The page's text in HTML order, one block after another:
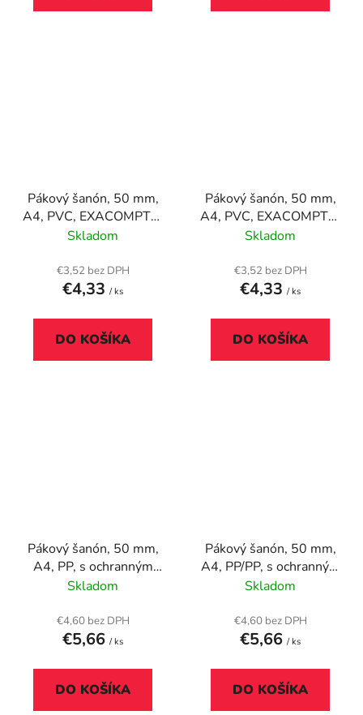
Pákový šanón, 50 mm,
A4, PVC, EXACOMPTA,
tmavomodrý
Skladom
€3,52 bez DPH
€4,33 / ks
DO KOŠÍKA
Pákový šanón, 50 mm,
A4, PVC, EXACOMPTA,
zelený
Skladom
€3,52 bez DPH
€4,33 / ks
DO KOŠÍKA
Pákový šanón, 50 mm,
A4, PP, s ochranným
spodným kovaním,
Vivida modrý
Skladom
€4,60 bez DPH
€5,66 / ks
DO KOŠÍKA
Pákový šanón, 50 mm,
A4, PP/PP, s ochranným
spodným kovaním,
bordový
Skladom
€4,60 bez DPH
€5,66 / ks
DO KOŠÍKA